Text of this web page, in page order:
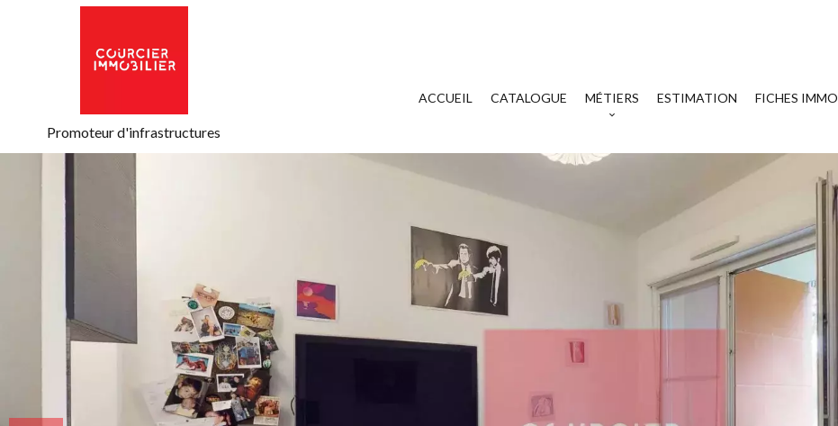
Promoteur d'infrastructures
ACCUEIL CATALOGUE MÉTIERS ESTIMATION FICHES IMMO